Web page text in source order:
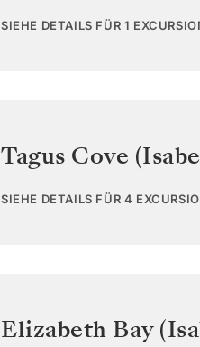
SIEHE DETAILS FÜR 1
Tagus Cove
SIEHE DETAILS FÜR 4
Elizabeth Bay